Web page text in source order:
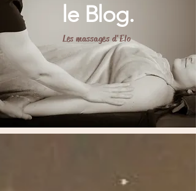
le Blog.
Les massages d'Elo